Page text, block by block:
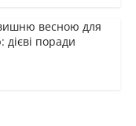
весною для
поради